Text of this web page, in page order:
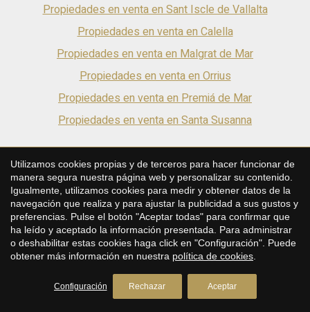
Propiedades en venta en Sant Iscle de Vallalta
Propiedades en venta en Calella
Propiedades en venta en Malgrat de Mar
Propiedades en venta en Orrius
Propiedades en venta en Premiá de Mar
Propiedades en venta en Santa Susanna
PREMIUM HOUSES Barcelona
Inmobiliaria en Barcelona
Avda. Pau Casals, 5
+34 93 200 30 79
PREMIUM HOUSES Alella
Inmobiliaria en Alella
Plaça Antoni Pujadas i Nirell, 3
Utilizamos cookies propias y de terceros para hacer funcionar de
manera segura nuestra página web y personalizar su contenido.
Igualmente, utilizamos cookies para medir y obtener datos de la
navegación que realiza y para ajustar la publicidad a sus gustos y
preferencias. Pulse el botón "Aceptar todas" para confirmar que
ha leído y aceptado la información presentada. Para administrar
o deshabilitar estas cookies haga click en "Configuración". Puede
obtener más información en nuestra política de cookies
Configuración Rechazar Aceptar